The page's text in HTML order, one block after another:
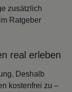
zusätzlich
Ratgeber
real erleben
Deshalb
kostenfrei zu –